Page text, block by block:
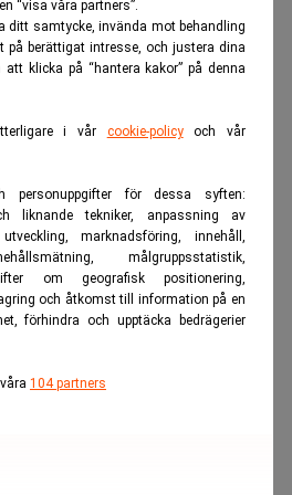
“visa våra partners”.
ditt samtycke, invända mot behandling
på berättigat intresse, och justera dina
klicka på “hantera kakor” på denna
i vår cookie-policyoch vår
personuppgifter för dessa syften:
liknande tekniker, anpassning av
marknadsföring, innehåll,
målgruppsstatistik,
om geografisk positionering,
och åtkomst till information på en
förhindra och upptäcka bedrägerier
104 partners
förtroende.
som Gardell”
positiv till det nya